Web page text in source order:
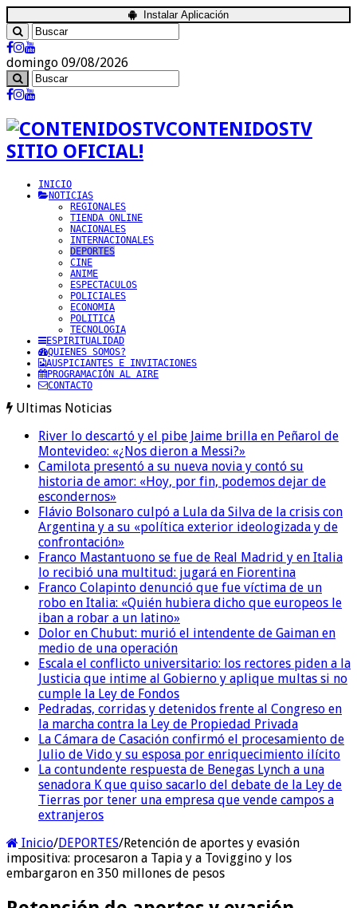
Instalar Aplicación
domingo 09/08/2026
CONTENIDOSTV
SITIO OFICIAL!
INICIO
NOTICIAS
REGIONALES
TIENDA ONLINE
NACIONALES
INTERNACIONALES
DEPORTES
CINE
ANIME
ESPECTACULOS
POLICIALES
ECONOMIA
POLITICA
TECNOLOGIA
ESPIRITUALIDAD
QUIENES SOMOS?
AUSPICIANTES E INVITACIONES
PROGRAMACIÓN AL AIRE
CONTACTO
Ultimas Noticias
River lo descartó y el pibe Jaime brilla en Peñarol de
Montevideo: «¿Nos dieron a Messi?»
Camilota presentó a su nueva novia y contó su
historia de amor: «Hoy, por fin, podemos dejar de
escondernos»
Flávio Bolsonaro culpó a Lula da Silva de la crisis con
Argentina y a su «política exterior ideologizada y de
confrontación»
Franco Mastantuono se fue de Real Madrid y en Italia
lo recibió una multitud: jugará en Fiorentina
Franco Colapinto denunció que fue víctima de un
robo en Italia: «Quién hubiera dicho que europeos le
iban a robar a un latino»
Dolor en Chubut: murió el intendente de Gaiman en
medio de una operación
Escala el conflicto universitario: los rectores piden a la
Justicia que intime al Gobierno y aplique multas si no
cumple la Ley de Fondos
Pedradas, corridas y detenidos frente al Congreso en
la marcha contra la Ley de Propiedad Privada
La Cámara de Casación confirmó el procesamiento de
Julio de Vido y su esposa por enriquecimiento ilícito
La contundente respuesta de Benegas Lynch a una
senadora K que quiso sacarlo del debate de la Ley de
Tierras por tener una empresa que vende campos a
extranjeros
Inicio/DEPORTES/Retención de aportes y evasión
impositiva: procesaron a Tapia y a Toviggino y los
embargaron en 350 millones de pesos